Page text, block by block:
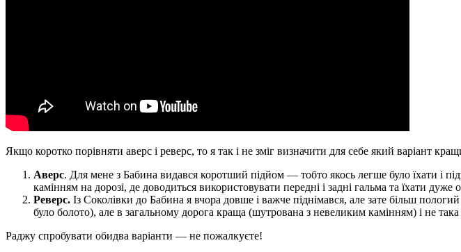
Якщо коротко порівняти аверс і реверс, то я так і не зміг визначити для себе який варіант
Аверс. Для мене з Бабина видався коротший підйом — тобто якось легше було їхати і
камінням на дорозі, де доводиться використовувати передні і задні гальма та їхати
Реверс. Із Соколівки до Бабина я вчора довше і важче піднімався, але зате більш
було болото), але в загальному дорога краща (шутрована з невеликим камінням) і не
Раджу спробувати обидва варіанти — не пожалкуєте!